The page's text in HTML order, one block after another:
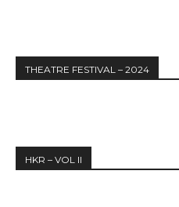
THEATRE FESTIVAL – 2024
HKR – VOL II